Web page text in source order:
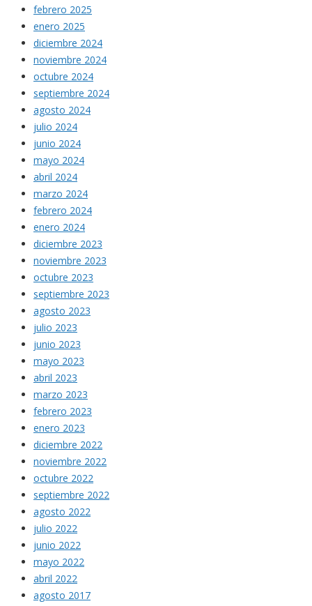
febrero 2025
enero 2025
diciembre 2024
noviembre 2024
octubre 2024
septiembre 2024
agosto 2024
julio 2024
junio 2024
mayo 2024
abril 2024
marzo 2024
febrero 2024
enero 2024
diciembre 2023
noviembre 2023
octubre 2023
septiembre 2023
agosto 2023
julio 2023
junio 2023
mayo 2023
abril 2023
marzo 2023
febrero 2023
enero 2023
diciembre 2022
noviembre 2022
octubre 2022
septiembre 2022
agosto 2022
julio 2022
junio 2022
mayo 2022
abril 2022
agosto 2017